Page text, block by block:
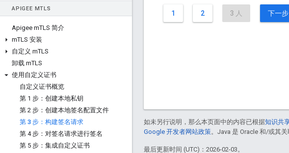
APIGEE MTLS
Apigee mTLS 简介
mTLS 安装
自定义 mTLS
卸载 mTLS
使用自定义证书
自定义证书概览
第 1 步：创建本地私钥
第 2 步：创建本地签名配置文件
第 3 步：构建签名请求
第 4 步：对签名请求进行签名
第 5 步：集成自定义证书
1 2 3 人 下一
如未另行说明，那么本页面中的内容已根据知识共
Google 开发者网站政策。Java 是 Oracle 和/或其关
最后更新时间 (UTC)：2026-02-03。